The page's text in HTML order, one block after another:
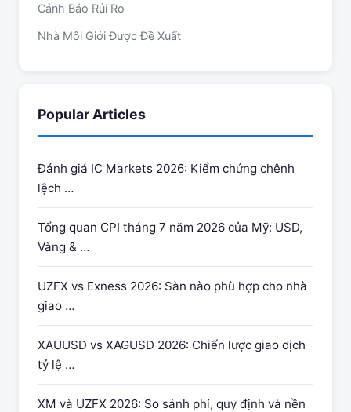
Cảnh Báo Rủi Ro
Nhà Môi Giới Được Đề Xuất
Popular Articles
Đánh giá IC Markets 2026: Kiểm chứng chênh
lệch …
Tổng quan CPI tháng 7 năm 2026 của Mỹ: USD,
Vàng & …
UZFX vs Exness 2026: Sàn nào phù hợp cho nhà
giao …
XAUUSD vs XAGUSD 2026: Chiến lược giao dịch
tỷ lệ …
XM và UZFX 2026: So sánh phí, quy định và nền